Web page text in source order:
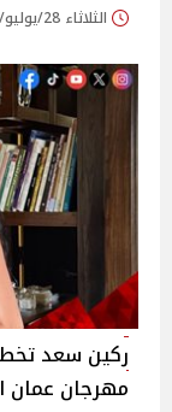
الثلاثاء 28/يوليو/2026 - 04:08 م
ركين سعد
مهرجان عمان